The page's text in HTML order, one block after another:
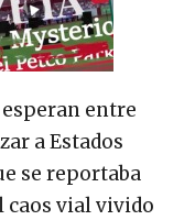
entre
a Estados
se reportaba
caos vial vivido